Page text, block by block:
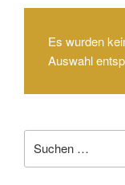
Es wurden
Auswahl
nach: